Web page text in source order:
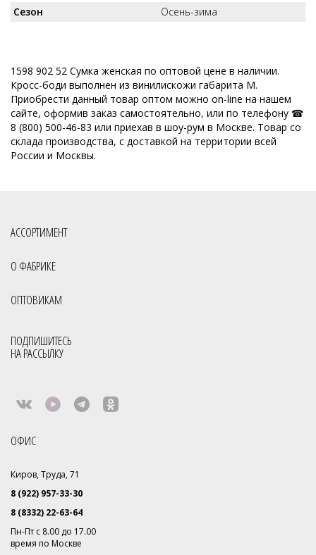
Сезон
Осень-зима
1598 902 52 Сумка женская по оптовой цене в наличии.
Кросс-боди выполнен из винилискожи габарита M.
Приобрести данный товар оптом можно on-line на нашем
сайте, оформив заказ самостоятельно, или по телефону ☎
8 (800) 500-46-83 или приехав в шоу-рум в Москве. Товар со
склада производства, с доставкой на территории всей
России и Москвы.
АССОРТИМЕНТ
О ФАБРИКЕ
ОПТОВИКАМ
ПОДПИШИТЕСЬ
НА РАССЫЛКУ
ОФИС
Киров, Труда, 71
8 (922) 957-33-30
8 (8332) 22-63-64
Пн-Пт с 8.00 до 17.00
время по Москве